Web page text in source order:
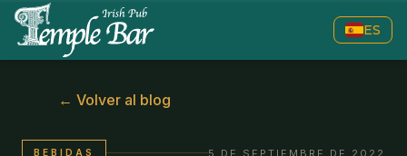
ES
← Volver al blog
BEBIDAS 5 DE SEPTIEMBRE DE 2022